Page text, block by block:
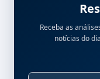
Receba as
notícias do